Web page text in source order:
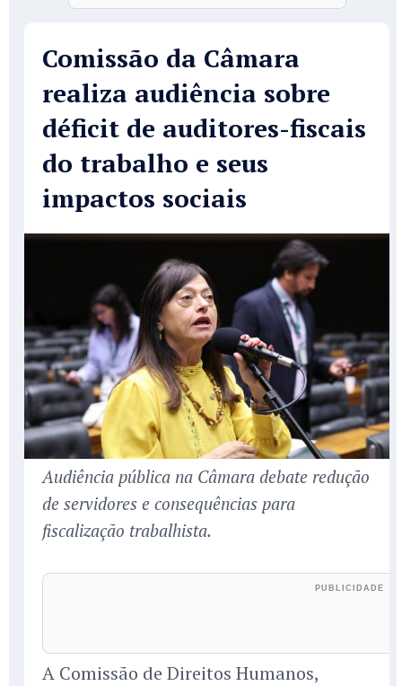
Comissão da Câmara
realiza audiência sobre
déficit de auditores-fiscais
do trabalho e seus
impactos sociais
Audiência pública na Câmara debate redução
de servidores e consequências para
fiscalização trabalhista.
A Comissão de Direitos Humanos,